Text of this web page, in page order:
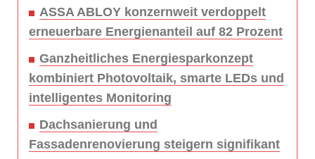
ASSA ABLOY konzernweit verdoppelt
erneuerbare Energienanteil auf 82 Prozent
Ganzheitliches Energiesparkonzept
kombiniert Photovoltaik, smarte LEDs und
intelligentes Monitoring
Dachsanierung und
Fassadenrenovierung steigern signifikant